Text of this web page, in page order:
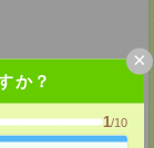
か？
1/10
×